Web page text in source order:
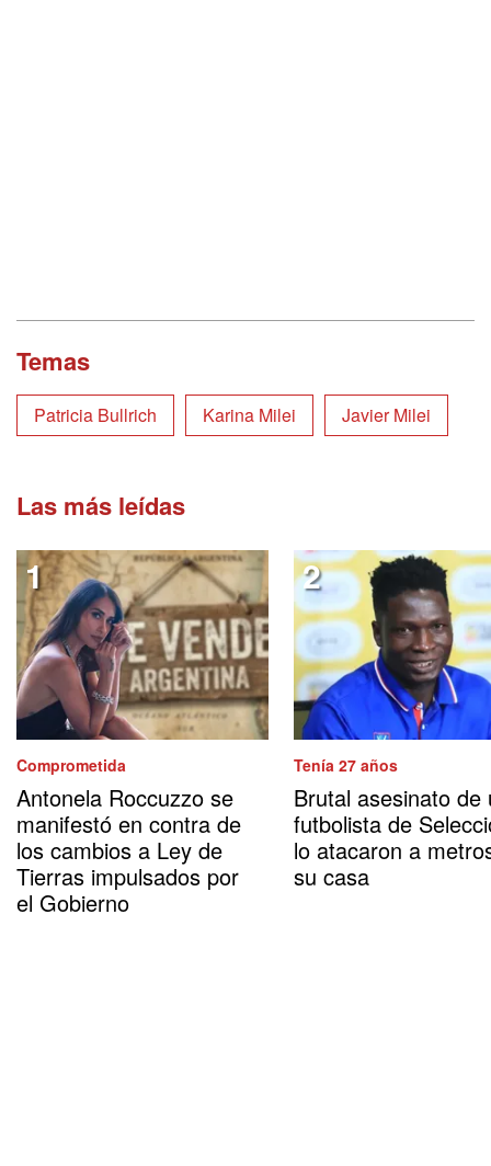
Temas
Patricia Bullrich Karina Milei Javier Milei
Las más leídas
Comprometida
Antonela Roccuzzo se
manifestó en contra de
los cambios a Ley de
Tierras impulsados por
el Gobierno
Tenía 27 años
Brutal asesinato de
futbolista de
lo atacaron a
su casa